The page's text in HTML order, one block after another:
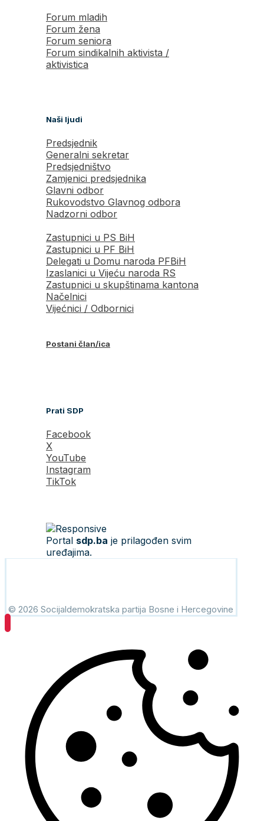
Forum mladih
Forum žena
Forum seniora
Forum sindikalnih aktivista /
aktivistica
Naši ljudi
Predsjednik
Generalni sekretar
Predsjedništvo
Zamjenici predsjednika
Glavni odbor
Rukovodstvo Glavnog odbora
Nadzorni odbor
Zastupnici u PS BiH
Zastupnici u PF BiH
Delegati u Domu naroda PFBiH
Izaslanici u Vijeću naroda RS
Zastupnici u skupštinama kantona
Načelnici
Vijećnici / Odbornici
Postani član/ica
Prati SDP
Facebook
X
YouTube
Instagram
TikTok
Portal sdp.ba je prilagođen svim
uređajima.
© 2026 Socijaldemokratska partija Bosne i Hercegovine